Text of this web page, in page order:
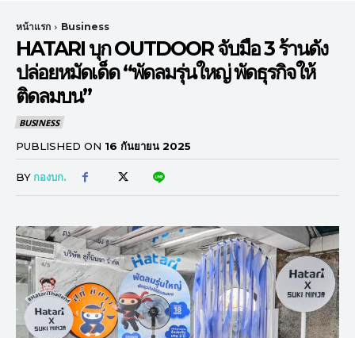
หน้าแรก Business
HATARI บุก OUTDOOR จับมือ 3 ร้านดัง
ปล่อยหมัดเด็ด “พัดลมรุ่นใหญ่ พัดธุรกิจให้
ติดลมบน”
BUSINESS
PUBLISHED ON 16 กันยายน 2025
BY กองบก.